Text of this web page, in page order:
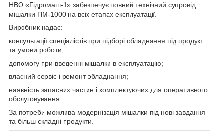
НВО «Гідромаш-1» забезпечує повний технічний супровід
мішалки ПМ-1000 на всіх етапах експлуатації.
Виробник надає:
консультації спеціалістів при підборі обладнання під продукт
та умови роботи;
допомогу при введенні мішалки в експлуатацію;
власний сервіс і ремонт обладнання;
наявність запасних частин і комплектуючих для оперативного
обслуговування.
За потреби можлива модернізація мішалки під нові завдання
та більш складні продукти.